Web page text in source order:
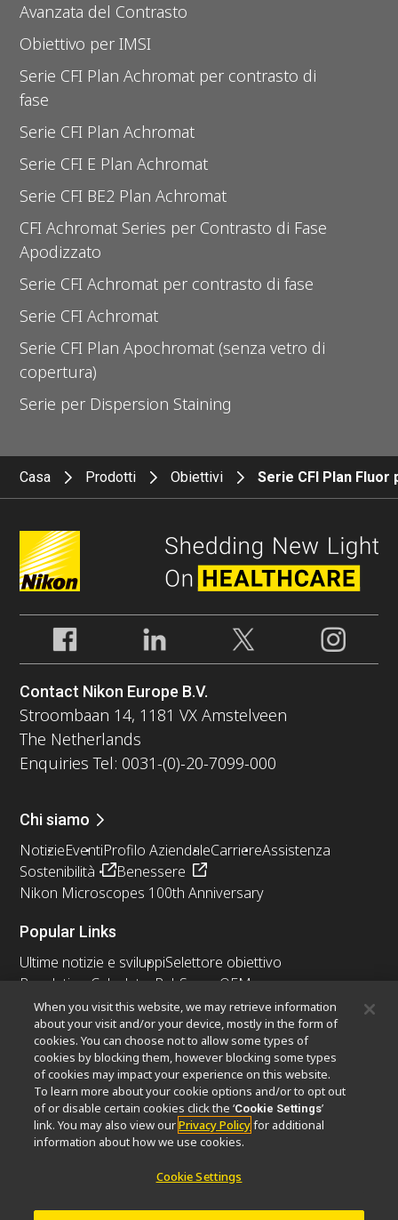
Avanzata del Contrasto
Obiettivo per IMSI
Serie CFI Plan Achromat per contrasto di
fase
Serie CFI Plan Achromat
Serie CFI E Plan Achromat
Serie CFI BE2 Plan Achromat
CFI Achromat Series per Contrasto di Fase
Apodizzato
Serie CFI Achromat per contrasto di fase
Serie CFI Achromat
Serie CFI Plan Apochromat (senza vetro di
copertura)
Serie per Dispersion Staining
Casa Prodotti Obiettivi Serie CFI Plan
Contact Nikon Europe B.V.
Stroombaan 14, 1181 VX Amstelveen
The Netherlands
Enquiries Tel: 0031-(0)-20-7099-000
Chi siamo
NotizieEventiProfilo AziendaleCarriereAssistenza
Sostenibilità
Benessere
Nikon Microscopes 100th Anniversary
Popular Links
Ultime notizie e sviluppiSelettore obiettivo
Resolution Calculator PubScope OEM
Nikon Small World
MicroscopyU
Altri prodotti Nikon
Prodotti di imaging
Microscopia industriale e metrologia
Sistemi di litografia a semiconduttore
Sistemi di litografia a FPD
When you visit this website, we may retrieve information
about your visit and/or your device, mostly in the form of
cookies. You can choose not to allow some types of
cookies by blocking them, however blocking some types
of cookies may impact your experience on this website.
To learn more about your cookie options and/or to opt out
of or disable certain cookies click the ‘Cookie Settings’
link. You may also view ourPrivacy Policyfor additional
information about how we use cookies.
Cookie Settings